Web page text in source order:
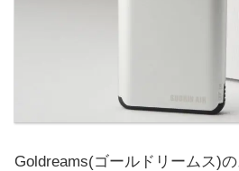
Goldreams(ゴールドリームス)の